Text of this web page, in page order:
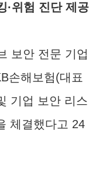
·위험 진단 제공
보안 전문 기업
손해보험(대표
기업 보안 리스
체결했다고 24